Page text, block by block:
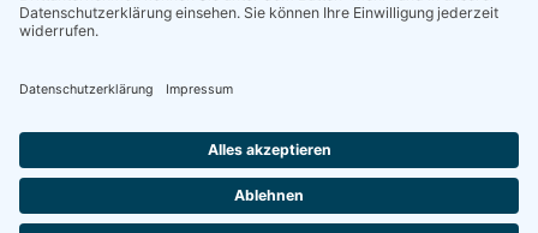
Die Zeitschrift für Gerontologie und Geriatrie informiert über Neues aus
unserem Fach.